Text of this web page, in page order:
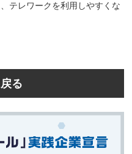
テレワークを利用しやすくな
る